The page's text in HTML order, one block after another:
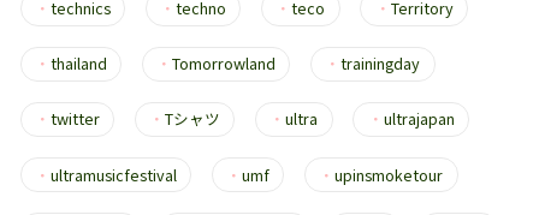
・ technics ・techno ・teco ・ Territory
・ thailand ・Tomorrowland ・trainingday
・ twitter ・Tシャツ ・ultra ・ ultrajapan
・ ultramusicfestival ・umf ・upinsmoketour